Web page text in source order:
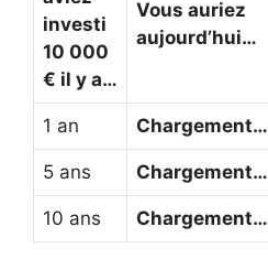
investi
10 000
€ il y a…
Vous auriez
aujourd’hui…
1 an Chargement…
5 ans Chargement…
10 ans Chargement…